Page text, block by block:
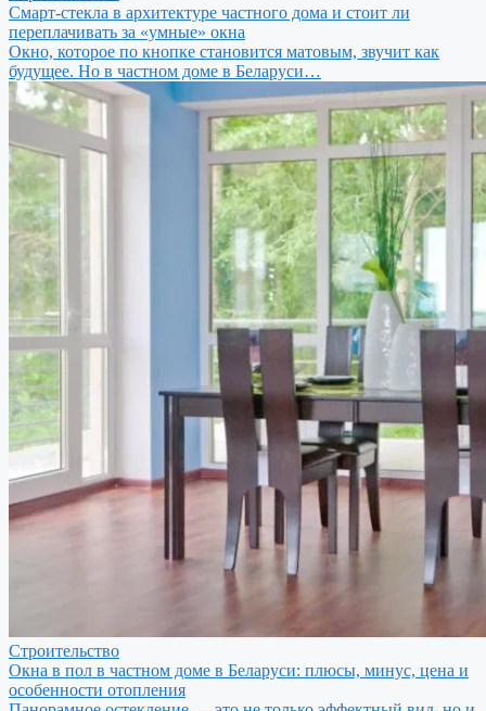
Смарт-стекла в архитектуре частного дома и стоит ли
переплачивать за «умные» окна
Окно, которое по кнопке становится матовым, звучит как
будущее. Но в частном доме в Беларуси…
Строительство
Окна в пол в частном доме в Беларуси: плюсы, минус, цена и
особенности отопления